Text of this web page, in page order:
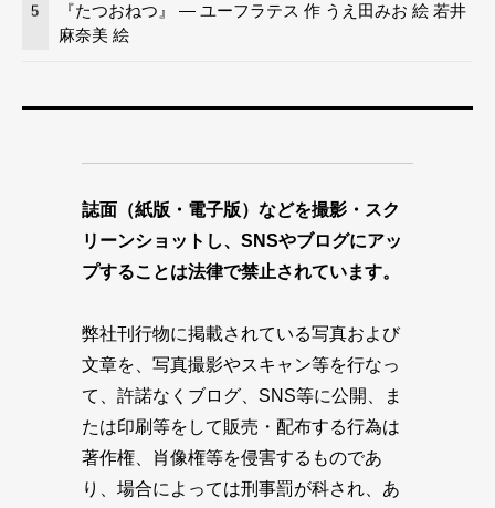
5
『たつおねつ』 — ユーフラテス 作 うえ田みお 絵 若井
麻奈美 絵
誌面（紙版・電子版）などを撮影・スク
リーンショットし、SNSやブログにアッ
プすることは法律で禁止されています。
弊社刊行物に掲載されている写真および
文章を、写真撮影やスキャン等を行なっ
て、許諾なくブログ、SNS等に公開、ま
たは印刷等をして販売・配布する行為は
著作権、肖像権等を侵害するものであ
り、場合によっては刑事罰が科され、あ